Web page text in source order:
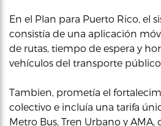
En el Plan para Puerto Rico, el
consistía de una aplicación
de rutas, tiempo de espera y
vehículos del transporte
Tambien, prometía el
colectivo e incluía una tarifa
Metro Bus, Tren Urbano y